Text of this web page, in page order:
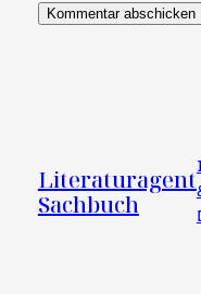
Literaturagent
Sachbuch